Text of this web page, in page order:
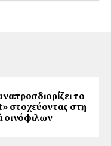
το
στοχεύοντας στη
οινόφιλων